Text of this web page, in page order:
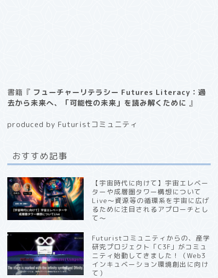
書籍『 フューチャーリテラシー Futures Literacy：過
去から未来へ、「可能性の未来」を読み解くために 』
produced by Futuristコミュニティ
おすすめ記事
【宇宙時代に向けて】宇宙エレベー
ターや成層圏タワー構想について
Live〜資源等の循環系を宇宙に広げ
るために注目されるアプローチとし
て〜
Futuristコミュニティからの、産学
研究プロジェクト「C3F」がコミュ
ニティ始動してきました！（Web3
インキュベーション環境創出に向け
て）